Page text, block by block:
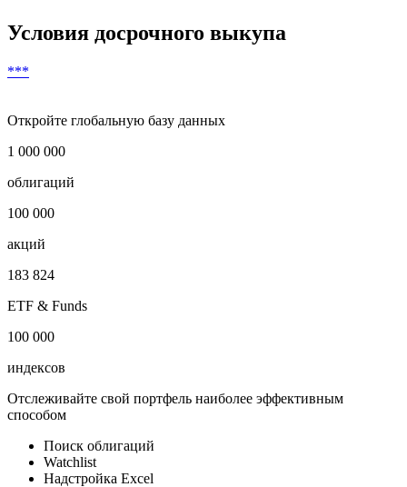
Условия досрочного выкупа
***
Откройте глобальную базу данных
1 000 000
облигаций
100 000
акций
183 824
ETF & Funds
100 000
индексов
Отслеживайте свой портфель наиболее эффективным
способом
Поиск облигаций
Watchlist
Надстройка Excel